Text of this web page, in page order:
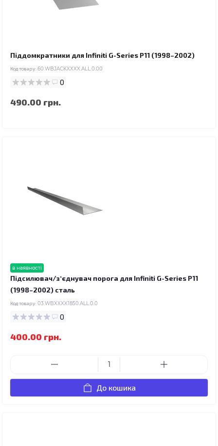
Піддомкратники для Infiniti G-Series P11 (1998–2002)
Код товару: 60.WBJACKXXXX.ALL.0.00
0
490.00 грн.
в наявності
Підсилювач/зʼєднувач порога для Infiniti G-Series P11
(1998–2002) сталь
Код товару: 03.WBXXXX1850.ALL.0.0
0
400.00 грн.
До кошика